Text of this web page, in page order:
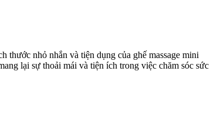
nhỏ nhắn và tiện dụng của ghế massage mini
lại sự thoải mái và tiện ích trong việc chăm sóc sức